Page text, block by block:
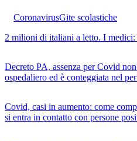
CoronavirusGite scolastiche
2 milioni di italiani a letto. I medici:
Decreto PA, assenza per Covid
ospedaliero ed è conteggiata nel
Covid, casi in aumento: come
si entra in contatto con persone